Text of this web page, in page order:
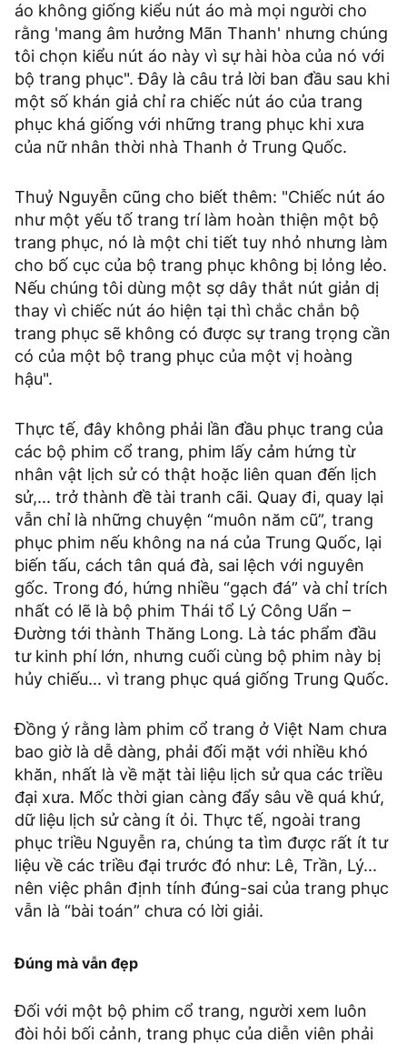
áo không giống kiểu nút áo mà mọi người cho
rằng 'mang âm hưởng Mãn Thanh' nhưng chúng
tôi chọn kiểu nút áo này vì sự hài hòa của nó với
bộ trang phục". Đây là câu trả lời ban đầu sau khi
một số khán giả chỉ ra chiếc nút áo của trang
phục khá giống với những trang phục khi xưa
của nữ nhân thời nhà Thanh ở Trung Quốc.
Thuỷ Nguyễn cũng cho biết thêm: "Chiếc nút áo
như một yếu tố trang trí làm hoàn thiện một bộ
trang phục, nó là một chi tiết tuy nhỏ nhưng làm
cho bố cục của bộ trang phục không bị lỏng lẻo.
Nếu chúng tôi dùng một sợ dây thắt nút giản dị
thay vì chiếc nút áo hiện tại thì chắc chắn bộ
trang phục sẽ không có được sự trang trọng cần
có của một bộ trang phục của một vị hoàng
hậu".
Thực tế, đây không phải lần đầu phục trang của
các bộ phim cổ trang, phim lấy cảm hứng từ
nhân vật lịch sử có thật hoặc liên quan đến lịch
sử,... trở thành đề tài tranh cãi. Quay đi, quay lại
vẫn chỉ là những chuyện “muôn năm cũ”, trang
phục phim nếu không na ná của Trung Quốc, lại
biến tấu, cách tân quá đà, sai lệch với nguyên
gốc. Trong đó, hứng nhiều “gạch đá” và chỉ trích
nhất có lẽ là bộ phim Thái tổ Lý Công Uẩn –
Đường tới thành Thăng Long. Là tác phẩm đầu
tư kinh phí lớn, nhưng cuối cùng bộ phim này bị
hủy chiếu... vì trang phục quá giống Trung Quốc.
Đồng ý rằng làm phim cổ trang ở Việt Nam chưa
bao giờ là dễ dàng, phải đối mặt với nhiều khó
khăn, nhất là về mặt tài liệu lịch sử qua các triều
đại xưa. Mốc thời gian càng đẩy sâu về quá khứ,
dữ liệu lịch sử càng ít ỏi. Thực tế, ngoài trang
phục triều Nguyễn ra, chúng ta tìm được rất ít tư
liệu về các triều đại trước đó như: Lê, Trần, Lý...
nên việc phân định tính đúng-sai của trang phục
vẫn là “bài toán” chưa có lời giải.
Đúng mà vẫn đẹp
Đối với một bộ phim cổ trang, người xem luôn
đòi hỏi bối cảnh, trang phục của diễn viên phải